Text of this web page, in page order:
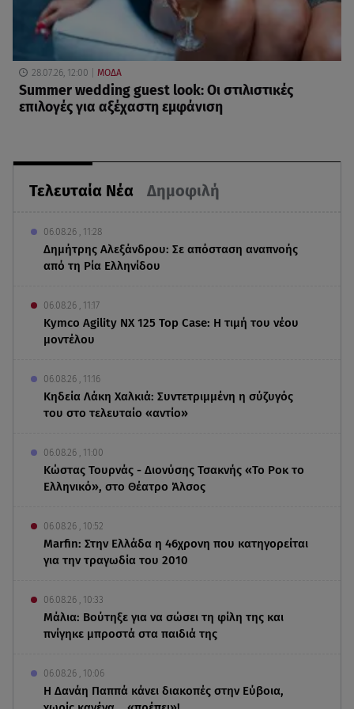
Τελευταία Νέα Δημοφιλή
06.08.26 , 11:28
Δημήτρης Αλεξάνδρου: Σε απόσταση αναπνοής
από τη Ρία Ελληνίδου
06.08.26 , 11:17
Kymco Agility NX 125 Τοp Case: Η τιμή του νέου
μοντέλου
06.08.26 , 11:16
Κηδεία Λάκη Χαλκιά: Συντετριμμένη η σύζυγός
του στο τελευταίο «αντίο»
06.08.26 , 11:00
Κώστας Τουρνάς - Διονύσης Τσακνής «Το Ροκ το
Ελληνικό», στο Θέατρο Άλσος
06.08.26 , 10:52
Marfin: Στην Ελλάδα η 46χρονη που κατηγορείται
για την τραγωδία του 2010
06.08.26 , 10:33
Μάλια: Βούτηξε για να σώσει τη φίλη της και
πνίγηκε μπροστά στα παιδιά της
06.08.26 , 10:06
Η Δανάη Παππά κάνει διακοπές στην Εύβοια,
28.07.26, 12:00 ΜΟΔΑ
Summer wedding guest look: Οι στιλιστικές
επιλογές για αξέχαστη εμφάνιση